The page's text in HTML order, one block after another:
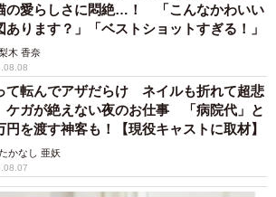
の愛らしさに悶絶…！ 「こんなかわいい
あります？」「ベストショットすぎる！」
木 香奈
て転んでアザだらけ ネイルも折れて超悲
ガが絶えない夜のお仕事 「病院代」と
円を渡す神客も！【現役キャストに取材】
かなし 亜妖